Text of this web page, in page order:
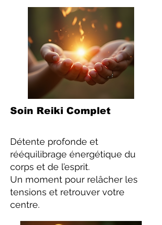
Soin Reiki Complet
Détente profonde et
rééquilibrage énergétique du
corps et de l’esprit.
Un moment pour relâcher les
tensions et retrouver votre
centre.